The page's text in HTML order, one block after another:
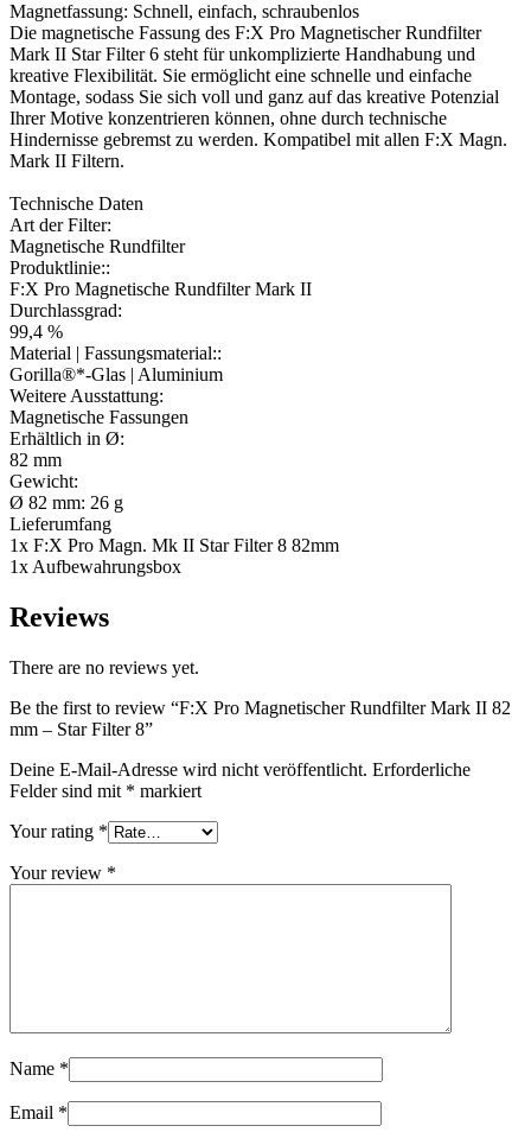
Magnetfassung: Schnell, einfach, schraubenlos
Die magnetische Fassung des F:X Pro Magnetischer Rundfilter
Mark II Star Filter 6 steht für unkomplizierte Handhabung und
kreative Flexibilität. Sie ermöglicht eine schnelle und einfache
Montage, sodass Sie sich voll und ganz auf das kreative Potenzial
Ihrer Motive konzentrieren können, ohne durch technische
Hindernisse gebremst zu werden. Kompatibel mit allen F:X Magn.
Mark II Filtern.
Technische Daten
Art der Filter:
Magnetische Rundfilter
Produktlinie::
F:X Pro Magnetische Rundfilter Mark II
Durchlassgrad:
99,4 %
Material | Fassungsmaterial::
Gorilla®*-Glas | Aluminium
Weitere Ausstattung:
Magnetische Fassungen
Erhältlich in Ø:
82 mm
Gewicht:
Ø 82 mm: 26 g
Lieferumfang
1x F:X Pro Magn. Mk II Star Filter 8 82mm
1x Aufbewahrungsbox
Reviews
There are no reviews yet.
Be the first to review “F:X Pro Magnetischer Rundfilter Mark II 82
mm – Star Filter 8”
Deine E-Mail-Adresse wird nicht veröffentlicht. Erforderliche
Felder sind mit * markiert
Your rating *
Your review *
Name *
Email *